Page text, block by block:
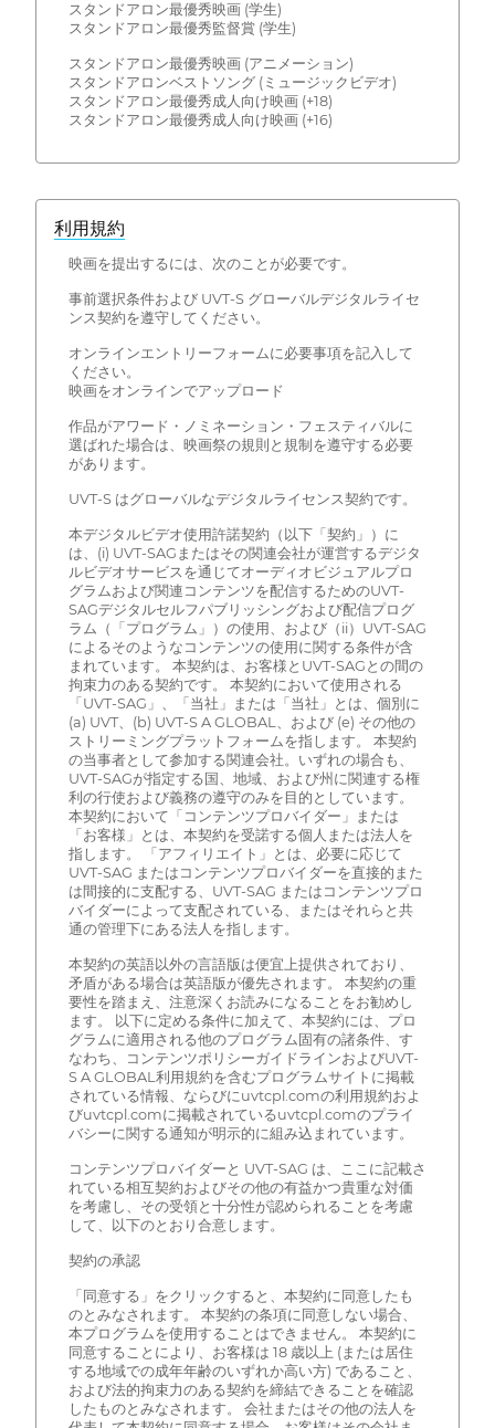
スタンドアロン最優秀映画 (学生)
スタンドアロン最優秀監督賞 (学生)
スタンドアロン最優秀映画 (アニメーション)
スタンドアロンベストソング (ミュージックビデオ)
スタンドアロン最優秀成人向け映画 (+18)
スタンドアロン最優秀成人向け映画 (+16)
利用規約
映画を提出するには、次のことが必要です。
事前選択条件および UVT-S グローバルデジタルライセ
ンス契約を遵守してください。
オンラインエントリーフォームに必要事項を記入して
ください。
映画をオンラインでアップロード
作品がアワード・ノミネーション・フェスティバルに
選ばれた場合は、映画祭の規則と規制を遵守する必要
があります。
UVT-S はグローバルなデジタルライセンス契約です。
本デジタルビデオ使用許諾契約（以下「契約」）に
は、(i) UVT-SAGまたはその関連会社が運営するデジタ
ルビデオサービスを通じてオーディオビジュアルプロ
グラムおよび関連コンテンツを配信するためのUVT-
SAGデジタルセルフパブリッシングおよび配信プログ
ラム（「プログラム」）の使用、および（ii）UVT-SAG
によるそのようなコンテンツの使用に関する条件が含
まれています。 本契約は、お客様とUVT-SAGとの間の
拘束力のある契約です。 本契約において使用される
「UVT-SAG」、「当社」または「当社」とは、個別に
(a) UVT、(b) UVT-S A GLOBAL、および (e) その他の
ストリーミングプラットフォームを指します。 本契約
の当事者として参加する関連会社。いずれの場合も、
UVT-SAGが指定する国、地域、および州に関連する権
利の行使および義務の遵守のみを目的としています。
本契約において「コンテンツプロバイダー」または
「お客様」とは、本契約を受諾する個人または法人を
指します。 「アフィリエイト」とは、必要に応じて
UVT-SAG またはコンテンツプロバイダーを直接的また
は間接的に支配する、UVT-SAG またはコンテンツプロ
バイダーによって支配されている、またはそれらと共
通の管理下にある法人を指します。
本契約の英語以外の言語版は便宜上提供されており、
矛盾がある場合は英語版が優先されます。 本契約の重
要性を踏まえ、注意深くお読みになることをお勧めし
ます。 以下に定める条件に加えて、本契約には、プロ
グラムに適用される他のプログラム固有の諸条件、す
なわち、コンテンツポリシーガイドラインおよびUVT-
S A GLOBAL利用規約を含むプログラムサイトに掲載
されている情報、ならびにuvtcpl.comの利用規約およ
びuvtcpl.comに掲載されているuvtcpl.comのプライ
バシーに関する通知が明示的に組み込まれています。
コンテンツプロバイダーと UVT-SAG は、ここに記載さ
れている相互契約およびその他の有益かつ貴重な対価
を考慮し、その受領と十分性が認められることを考慮
して、以下のとおり合意します。
契約の承認
「同意する」をクリックすると、本契約に同意したも
のとみなされます。 本契約の条項に同意しない場合、
本プログラムを使用することはできません。 本契約に
同意することにより、お客様は 18 歳以上 (または居住
する地域での成年年齢のいずれか高い方) であること、
および法的拘束力のある契約を締結できることを確認
したものとみなされます。 会社またはその他の法人を